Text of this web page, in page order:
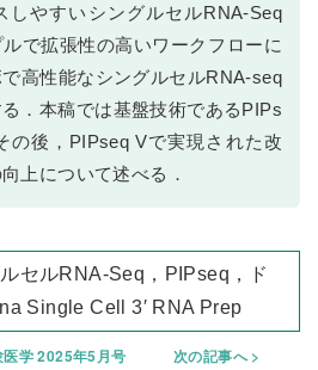
しやすいシングルセルRNA-Seq
で拡張性の高いワークフローに
高性能なシングルセルRNA-seq
．本稿では基盤技術であるPIPs
の後，PIPseq Vで実現された改
上について述べる．
セルRNA-Seq，PIPseq，ド
Single Cell 3′ RNA Prep
医学 2025年5月号 次の記事へ